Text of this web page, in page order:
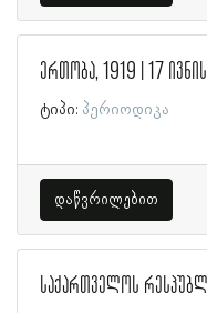
ერთობა, 1919 | 17
ტიპი: პერიოდიკა
დაწვრილებით
საქართველოს